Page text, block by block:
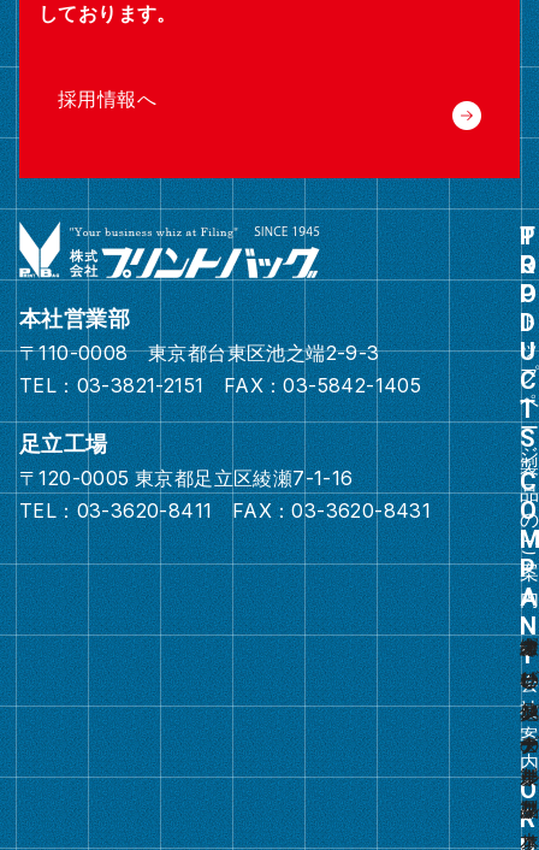
しております。
採用情報へ
本社営業部
〒110-0008 東京都台東区池之端2-9-3
TEL：03-3821-2151 FAX：03-5842-1405
足立工場
〒120-0005 東京都足立区綾瀬7-1-16
TEL：03-3620-8411 FAX：03-3620-8431
ト
ッ
プ
ペ
ー
ジ
グ
ル
ー
プ
リ
ン
ク
会
社
案
内
グ
ル
ー
プ
リ
ン
ク
グ
ル
製
品
の
ご
案
内
オ
リ
ジ
ナ
ル
フ
ァ
白
い
フ
ァ
イ
ル
・
ス
ー
パ
ー
ク
リ
ス
カ
レ
ン
ダ
ー
製
本
オ
リ
ジ
ナ
ル
ク
リ
タ
ビ
メ
モ
リ
そ
の
他
の
製
品
綴
じ
具